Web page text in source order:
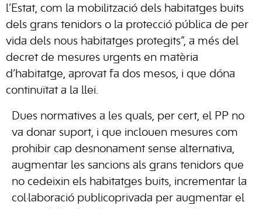
l’Estat, com la mobilització dels habitatges buits
dels grans tenidors o la protecció pública de per
vida dels nous habitatges protegits”, a més del
decret de mesures urgents en matèria
d’habitatge, aprovat fa dos mesos, i que dóna
continuïtat a la llei.
Dues normatives a les quals, per cert, el PP no
va donar suport, i que inclouen mesures com
prohibir cap desnonament sense alternativa,
augmentar les sancions als grans tenidors que
no cedeixin els habitatges buits, incrementar la
col·laboració publicoprivada per augmentar el